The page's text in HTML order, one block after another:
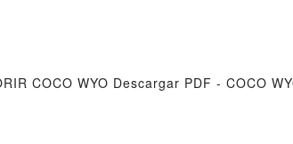
COCO WYO Descargar PDF - COCO